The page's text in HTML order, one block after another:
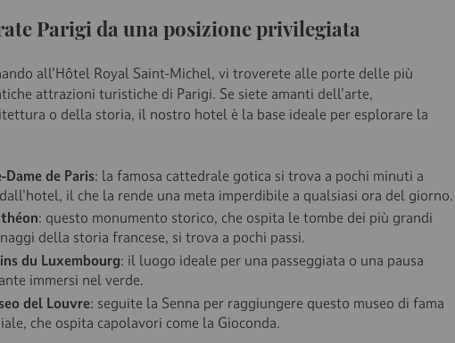
Parigi da una posizione privilegiata
all'Hôtel Royal Saint-Michel, vi troverete alle porte delle più
attrazioni turistiche di Parigi. Se siete amanti dell'arte,
o della storia, il nostro hotel è la base ideale per esplorare la
Dame de Paris: la famosa cattedrale gotica si trova a pochi minuti a
il che la rende una meta imperdibile a qualsiasi ora del giorno.
: questo monumento storico, che ospita le tombe dei più grandi
della storia francese, si trova a pochi passi.
du Luxembourg: il luogo ideale per una passeggiata o una pausa
immersi nel verde.
del Louvre: seguite la Senna per raggiungere questo museo di fama
che ospita capolavori come la Gioconda.